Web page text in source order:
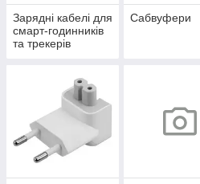
Зарядні кабелі для
смарт-годинників
та трекерів
Сабвуфери